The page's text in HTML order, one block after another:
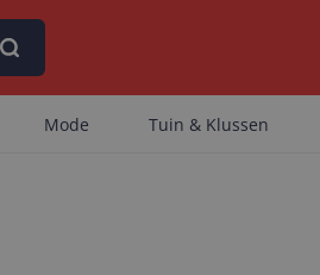
Mode Tuin & Klussen